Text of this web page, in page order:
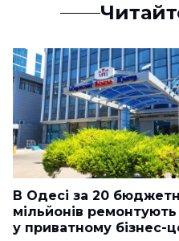
В Одесі за 20
мільйонів
у приватному бізнес-